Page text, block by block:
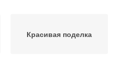
Красивая поделка